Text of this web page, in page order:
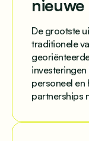
De grootste
traditionele
personeel en
partnerships